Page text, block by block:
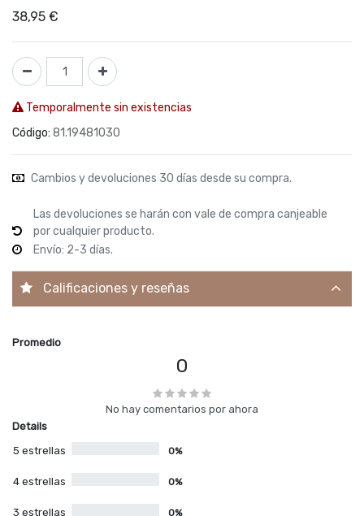
38,95 €
Temporalmente sin existencias
Código: 81.19481030
Cambios y devoluciones 30 días desde su compra.
Las devoluciones se harán con vale de compra canjeable
por cualquier producto.
Envío: 2-3 días.
Calificaciones y reseñas
Promedio
0
No hay comentarios por ahora
Details
5 estrellas
0%
4 estrellas 0%
3 estrellas 0%